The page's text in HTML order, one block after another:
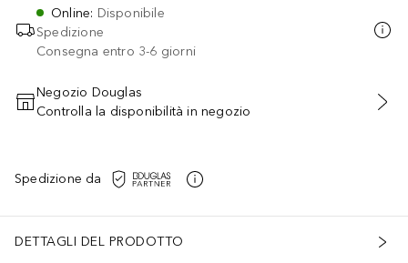
Online: Disponibile
Spedizione
Consegna entro 3-6 giorni
AGGIUNGI AL CARRELLO
Negozio Douglas
Controlla la disponibilità in negozio
Spedizione da
DETTAGLI DEL PRODOTTO